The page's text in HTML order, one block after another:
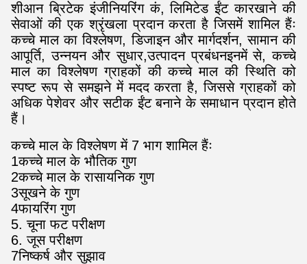
शीआन ब्रिटेक इंजीनियरिंग कं, लिमिटेड ईंट कारखाने की
सेवाओं की एक श्रृंखला प्रदान करता है जिसमें शामिल हैंः
कच्चे माल का विश्लेषण, डिजाइन और मार्गदर्शन, सामान की
आपूर्ति, उन्नयन और सुधार,उत्पादन प्रबंधनइनमें से, कच्चे
माल का विश्लेषण ग्राहकों की कच्चे माल की स्थिति को
स्पष्ट रूप से समझने में मदद करता है, जिससे ग्राहकों को
अधिक पेशेवर और सटीक ईंट बनाने के समाधान प्रदान होते
हैं।
कच्चे माल के विश्लेषण में 7 भाग शामिल हैंः
1कच्चे माल के भौतिक गुण
2कच्चे माल के रासायनिक गुण
3सूखने के गुण
4फायरिंग गुण
5. चूना फट परीक्षण
6. जूस परीक्षण
7निष्कर्ष और सुझाव